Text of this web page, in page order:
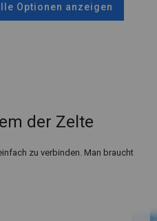
Optionen anzeigen
der Zelte
zu verbinden. Man braucht